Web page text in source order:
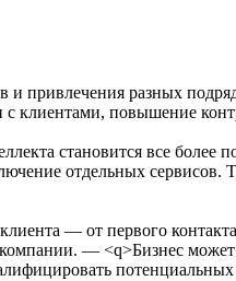
и привлечения разных
с клиентами, повышение
становится все более
отдельных
— от первого
— <q>Бизнес